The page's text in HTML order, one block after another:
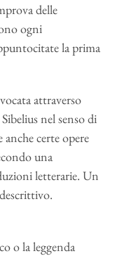
delle
ogni
la prima
attraverso
nel senso di
certe opere
una
letterarie. Un
o la leggenda